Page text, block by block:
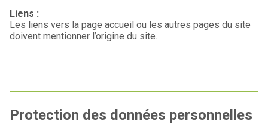
Liens :
Les liens vers la page accueil ou les autres pages du site
doivent mentionner l’origine du site.
Protection des données personnelles